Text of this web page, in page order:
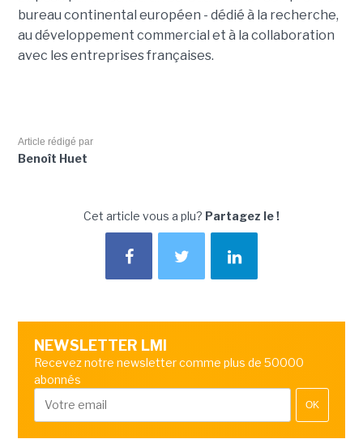
bureau continental européen - dédié à la recherche,
au développement commercial et à la collaboration
avec les entreprises françaises.
Article rédigé par
Benoît Huet
Cet article vous a plu? Partagez le !
NEWSLETTER LMI
Recevez notre newsletter comme plus de 50000
abonnés
OK